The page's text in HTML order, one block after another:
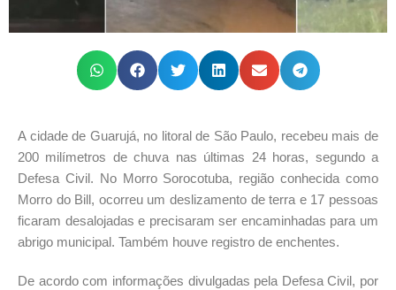
A cidade de Guarujá, no litoral de São Paulo, recebeu mais de
200 milímetros de chuva nas últimas 24 horas, segundo a
Defesa Civil. No Morro Sorocotuba, região conhecida como
Morro do Bill, ocorreu um deslizamento de terra e 17 pessoas
ficaram desalojadas e precisaram ser encaminhadas para um
abrigo municipal. Também houve registro de enchentes.
De acordo com informações divulgadas pela Defesa Civil, por